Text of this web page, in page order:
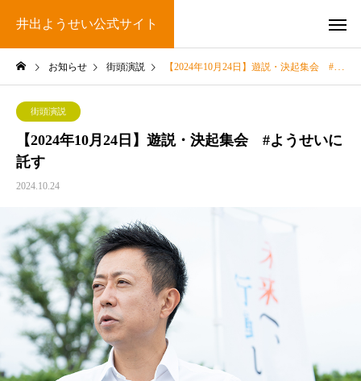
井出ようせい公式サイト
お知らせ 街頭演説 【2024年10月24日】遊説・決起集会 #ようせいに託す
街頭演説
【2024年10月24日】遊説・決起集会 #ようせいに
託す
2024.10.24